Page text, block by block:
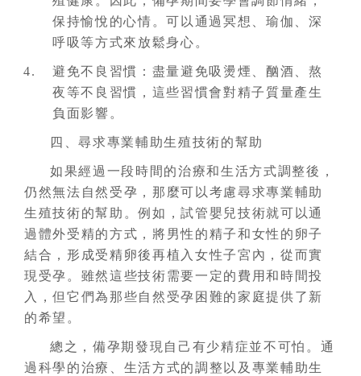
保持愉悅的心情。可以通過冥想、瑜伽、深
呼吸等方式來放鬆身心。
避免不良習慣：盡量避免吸燙煙、酗酒、熬
夜等不良習慣，這些習慣會對精子質量產生
負面影響。
四、尋求專業輔助生殖技術的幫助
如果經過一段時間的治療和生活方式調整後，
仍然無法自然受孕，那麼可以考慮尋求專業輔助
生殖技術的幫助。例如，試管嬰兒技術就可以通
過體外受精的方式，將男性的精子和女性的卵子
結合，形成受精卵後再植入女性子宮內，從而實
現受孕。雖然這些技術需要一定的費用和時間投
入，但它們為那些自然受孕困難的家庭提供了新
的希望。
總之，備孕期發現自己有少精症並不可怕。通
過科學的治療、生活方式的調整以及專業輔助生